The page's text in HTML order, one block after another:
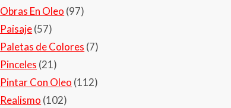
Obras En Oleo (97)
Paisaje(57)
Paletas de Colores (7)
Pinceles (21)
Pintar Con Oleo (112)
Realismo (102)